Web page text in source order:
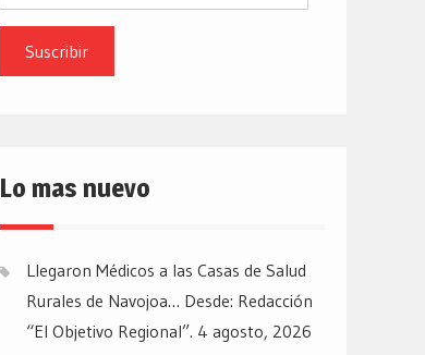
email
Lo mas nuevo
Llegaron Médicos a las Casas de Salud
Rurales de Navojoa… Desde: Redacción
“El Objetivo Regional”. 4 agosto, 2026